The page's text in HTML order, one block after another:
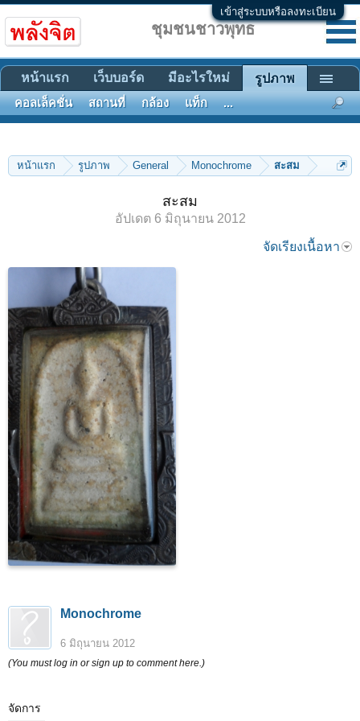
เข้าสู่ระบบหรือลงทะเบียน
หน้าแรก รูปภาพ General Monochrome สะสม
สะสม
อัปเดต 6 มิถุนายน 2012
จัดเรียงเนื้อหา
Monochrome
6 มิถุนายน 2012
(You must log in or sign up to comment here.)
จัดการ
ชุมชนชาวพุทธ
หน้าแรก เว็บบอร์ด มีอะไรใหม่ รูปภาพ
คอลเล็คชั่น สถานที่ กล้อง แท็ก ...